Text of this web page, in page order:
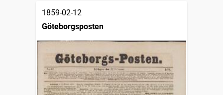
1859-02-12
Göteborgsposten